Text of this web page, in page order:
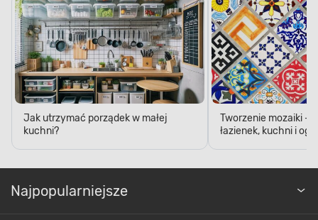
Jak utrzymać porządek w małej
kuchni?
Tworzenie mozaiki -
łazienek, kuchni i
Najpopularniejsze